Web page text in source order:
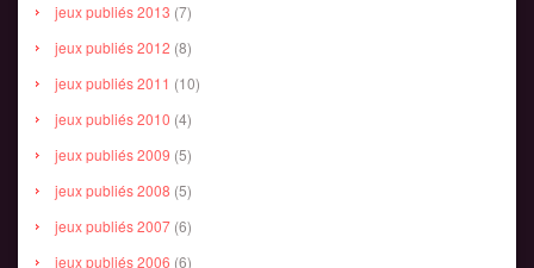
jeux publiés 2013 (7)
jeux publiés 2012 (8)
jeux publiés 2011 (10)
jeux publiés 2010 (4)
jeux publiés 2009 (5)
jeux publiés 2008 (5)
jeux publiés 2007 (6)
jeux publiés 2006 (6)